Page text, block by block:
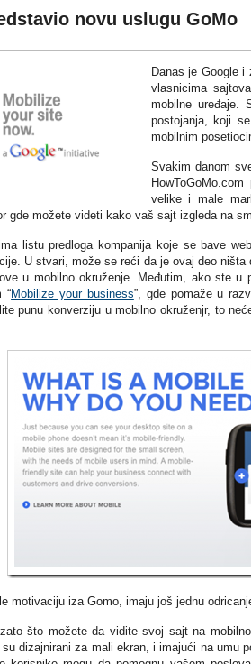
novu uslugu GoMo
Danas je Google
vlasnicima
mobilne uređaje.
postojanja, koji
mobilnim
Svakim danom
velike i male
gde možete videti kako vaš sajt izgleda na
listu predloga kompanija koje se bave
U stvari, može se reći da je ovaj deo
u mobilno okruženje. Međutim, ako ste u
“Mobilize your business”, gde pomaže u
punu konverziju u mobilno okruženjr, to
motivaciju iza Gomo, imaju još jednu
što možete da vidite svoj sajt na
dizajnirani za mali ekran, i imajući na umu